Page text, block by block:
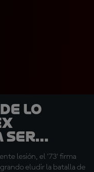
lo
ser
lesión, el '73' firma
eludir la batalla de